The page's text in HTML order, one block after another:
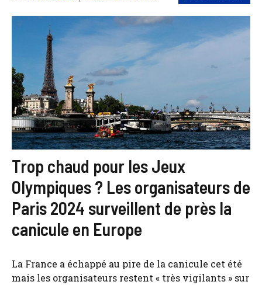
Trop chaud pour les Jeux
Olympiques ? Les organisateurs de
Paris 2024 surveillent de près la
canicule en Europe
La France a échappé au pire de la canicule cet été
mais les organisateurs restent « très vigilants » sur